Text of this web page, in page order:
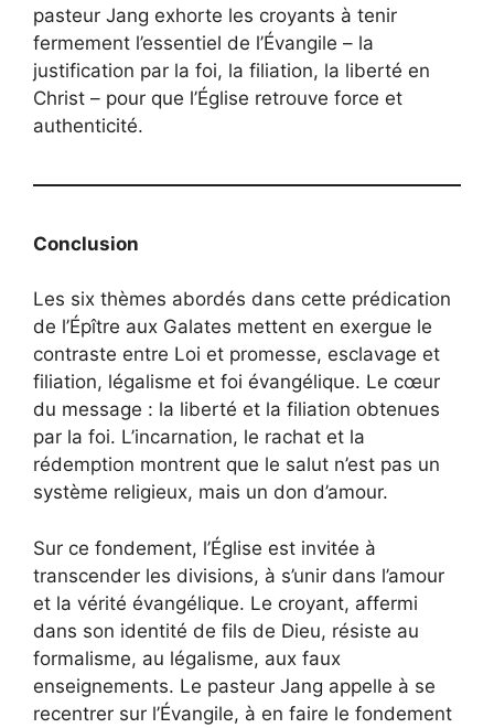
pasteur Jang exhorte les croyants à tenir
fermement l’essentiel de l’Évangile – la
justification par la foi, la filiation, la liberté en
Christ – pour que l’Église retrouve force et
authenticité.
Conclusion
Les six thèmes abordés dans cette prédication
de l’Épître aux Galates mettent en exergue le
contraste entre Loi et promesse, esclavage et
filiation, légalisme et foi évangélique. Le cœur
du message : la liberté et la filiation obtenues
par la foi. L’incarnation, le rachat et la
rédemption montrent que le salut n’est pas un
système religieux, mais un don d’amour.
Sur ce fondement, l’Église est invitée à
transcender les divisions, à s’unir dans l’amour
et la vérité évangélique. Le croyant, affermi
dans son identité de fils de Dieu, résiste au
formalisme, au légalisme, aux faux
enseignements. Le pasteur Jang appelle à se
recentrer sur l’Évangile, à en faire le fondement